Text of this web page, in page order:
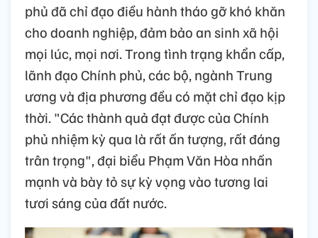
phủ đã chỉ đạo điều hành tháo gỡ khó khăn
cho doanh nghiệp, đảm bảo an sinh xã hội
mọi lúc, mọi nơi. Trong tình trạng khẩn cấp,
lãnh đạo Chính phủ, các bộ, ngành Trung
ương và địa phương đều có mặt chỉ đạo kịp
thời. "Các thành quả đạt được của Chính
phủ nhiệm kỳ qua là rất ấn tượng, rất đáng
trân trọng", đại biểu Phạm Văn Hòa nhấn
mạnh và bày tỏ sự kỳ vọng vào tương lai
tươi sáng của đất nước.